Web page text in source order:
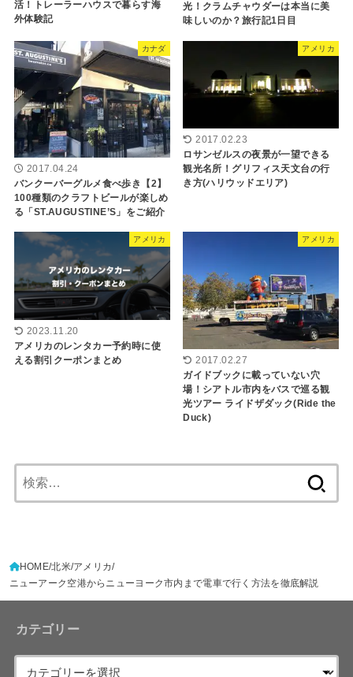
活！トレーラーハウスで暮らす海
外体験記
光！クラムチャウダーは本当に美
味しいのか？旅行記1日目
カナダ
2017.04.24
バンクーバーグルメ食べ歩き【2】
100種類のクラフトビールが楽しめ
る「ST.AUGUSTINE’S」をご紹介
アメリカ
2017.02.23
ロサンゼルスの夜景が一望できる
観光名所！グリフィス天文台の行
き方(ハリウッドエリア)
アメリカ
2023.11.20
アメリカのレンタカー予約時に使
える割引クーポンまとめ
アメリカ
2017.02.27
ガイドブックに載っていない穴
場！シアトル市内をバスで巡る観
光ツアー ライドザダック(Ride the
Duck)
索:
HOME 北米 アメリカ
ニューアーク空港からニューヨーク市内まで電車で行く方法を徹底解説
カテゴリー